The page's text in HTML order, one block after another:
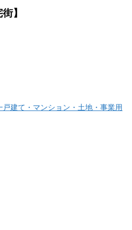
】
建て・マンション・土地・事業用